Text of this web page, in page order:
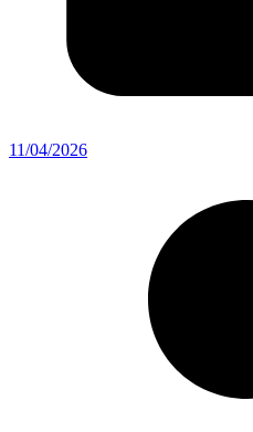
11/04/2026